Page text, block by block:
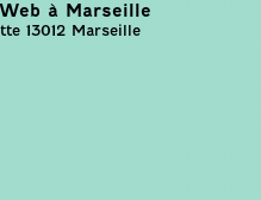
à Marseille
13012 Marseille